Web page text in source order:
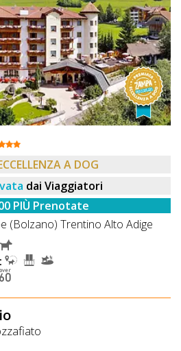
A DOG
dai Viaggiatori
PIÙ Prenotate
(Bolzano) Trentino Alto Adige